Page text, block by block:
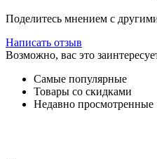
Поделитесь мнением с
Написать отзыв
Возможно, вас это
Самые популярные
Товары со скидками
Недавно просмотренные